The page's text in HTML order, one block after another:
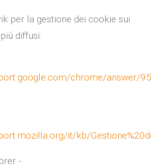
per la gestione dei cookie sui
diffusi:
chrome/answer/
it/kb/
-